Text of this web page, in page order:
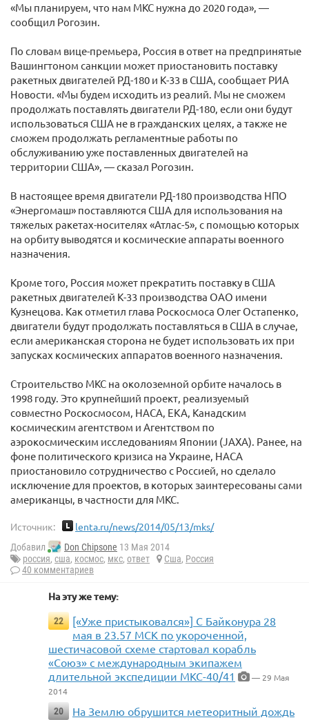
«Мы планируем, что нам МКС нужна до 2020 года», —
сообщил Рогозин.
По словам вице-премьера, Россия в ответ на предпринятые
Вашингтоном санкции может приостановить поставку
ракетных двигателей РД-180 и К-33 в США, сообщает РИА
Новости. «Мы будем исходить из реалий. Мы не сможем
продолжать поставлять двигатели РД-180, если они будут
использоваться США не в гражданских целях, а также не
сможем продолжать регламентные работы по
обслуживанию уже поставленных двигателей на
территории США», — сказал Рогозин.
В настоящее время двигатели РД-180 производства НПО
«Энергомаш» поставляются США для использования на
тяжелых ракетах-носителях «Атлас-5», с помощью которых
на орбиту выводятся и космические аппараты военного
назначения.
Кроме того, Россия может прекратить поставку в США
ракетных двигателей К-33 производства ОАО имени
Кузнецова. Как отметил глава Роскосмоса Олег Остапенко,
двигатели будут продолжать поставляться в США в случае,
если американская сторона не будет использовать их при
запусках космических аппаратов военного назначения.
Строительство МКС на околоземной орбите началось в
1998 году. Это крупнейший проект, реализуемый
совместно Роскосмосом, НАСА, ЕКА, Канадским
космическим агентством и Агентством по
аэрокосмическим исследованиям Японии (JAXA). Ранее, на
фоне политического кризиса на Украине, НАСА
приостановило сотрудничество с Россией, но сделало
исключение для проектов, в которых заинтересованы сами
американцы, в частности для МКС.
Источник: lenta.ru/news/2014/05/13/mks/
Добавил Don Chipsone 13 Мая 2014
россия, сша, космос, мкс, ответ Сша, Россия
40 комментариев
На эту же тему:
22
[«Уже пристыковался»] С Байконура 28
мая в 23.57 МСК по укороченной,
шестичасовой схеме стартовал корабль
«Союз» с международным экипажем
длительной экспедиции МКС-40/41
— 29 Мая
2014
20
На Землю обрушится метеоритный дождь